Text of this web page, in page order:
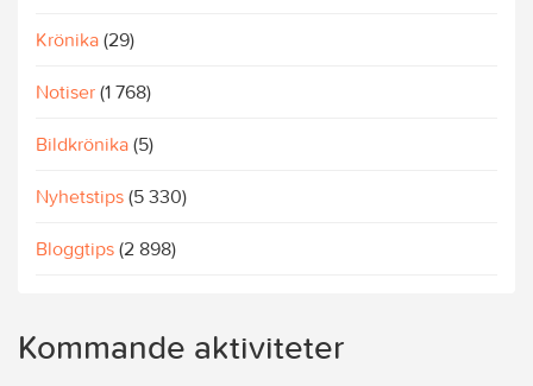
Krönika (29)
Notiser (1 768)
Bildkrönika (5)
Nyhetstips (5 330)
Bloggtips (2 898)
Kommande aktiviteter